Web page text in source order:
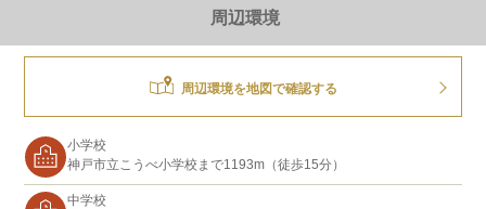
周辺環境
周辺環境を地図で確認する
小学校
神戸市立こうべ小学校まで1193m（徒歩15分）
中学校